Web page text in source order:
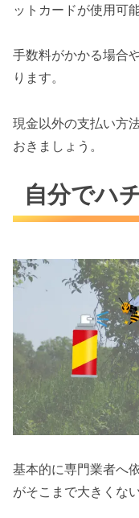
ットカードが使用可能
手数料がかかる場合
ります。
現金以外の支払い方
おきましょう。
自分でハ
基本的に専門業者へ
がそこまで大きくな